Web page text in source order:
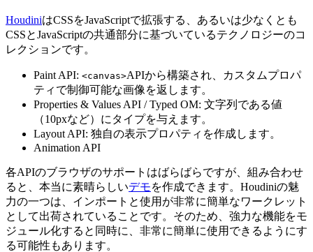
HoudiniはCSSをJavaScriptで拡張する、あるいは少なくとも
CSSとJavaScriptの共通部分に基づいているテクノロジーのコ
レクションです。
Paint API: <canvas>APIから構築され、カスタムプロパ
ティで制御可能な画像を返します。
Properties & Values API / Typed OM: 文字列である値
（10pxなど）にタイプを与えます。
Layout API: 独自の表示プロパティを作成します。
Animation API
各APIのブラウザのサポートはばらばらですが、組み合わせ
ると、本当に素晴らしいデモを作成できます。Houdiniの魅
力の一つは、インポートと使用が非常に簡単なワークレット
として出荷されていることです。そのため、強力な機能をモ
ジュール化すると同時に、非常に簡単に使用できるようにす
る可能性もあります。